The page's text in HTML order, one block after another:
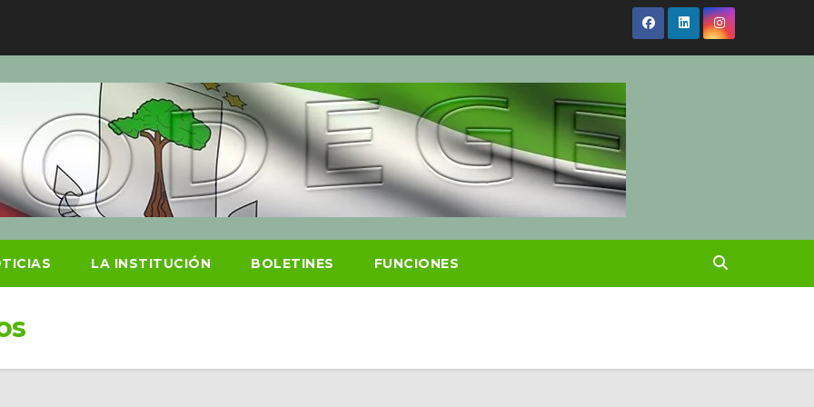
LA INSTITUCIÓN BOLETINES FUNCIONES